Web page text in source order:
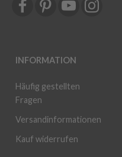
INFORMATION
Häufig gestellten
Fragen
Versandinformationen
Kauf widerrufen